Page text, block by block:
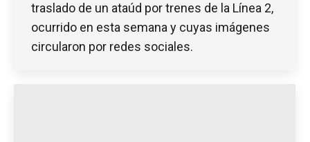
traslado de un ataúd por trenes de la Línea 2,
ocurrido en esta semana y cuyas imágenes
circularon por redes sociales.